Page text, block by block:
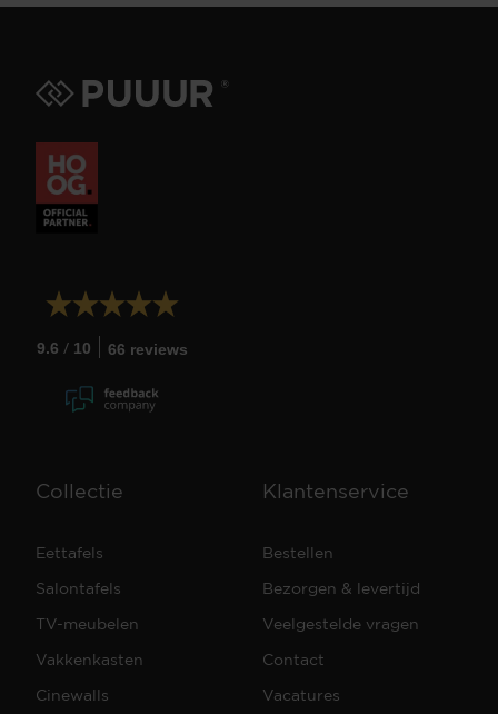
9.6 / 10 66 reviews
Collectie
Eettafels
Salontafels
TV-meubelen
Vakkenkasten
Cinewalls
Klantenservice
Bestellen
Bezorgen & levertijd
Veelgestelde vragen
Contact
Vacatures